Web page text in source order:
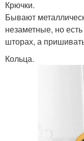
Крючки.
Бывают
незаметные, но
шторах, а
Кольца.